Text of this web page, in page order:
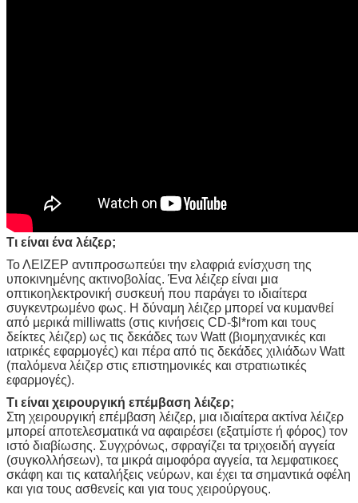
Τι είναι ένα λέιζερ;
Το ΛΕΙΖΕΡ αντιπροσωπεύει την ελαφριά ενίσχυση της
υποκινημένης ακτινοβολίας. Ένα λέιζερ είναι μια
οπτικοηλεκτρονική συσκευή που παράγει το ιδιαίτερα
συγκεντρωμένο φως. Η δύναμη λέιζερ μπορεί να κυμανθεί
από μερικά milliwatts (στις κινήσεις CD-$l*rom και τους
δείκτες λέιζερ) ως τις δεκάδες των Watt (βιομηχανικές και
ιατρικές εφαρμογές) και πέρα από τις δεκάδες χιλιάδων Watt
(παλόμενα λέιζερ στις επιστημονικές και στρατιωτικές
εφαρμογές).
Τι είναι χειρουργική επέμβαση λέιζερ;
Στη χειρουργική επέμβαση λέιζερ, μια ιδιαίτερα ακτίνα λέιζερ
μπορεί αποτελεσματικά να αφαιρέσει (εξατμίστε ή φόρος) τον
ιστό διαβίωσης. Συγχρόνως, σφραγίζει τα τριχοειδή αγγεία
(συγκολλήσεων), τα μικρά αιμοφόρα αγγεία, τα λεμφατικοες
σκάφη και τις καταλήξεις νεύρων, και έχει τα σημαντικά οφέλη
και για τους ασθενείς και για τους χειρούργους.